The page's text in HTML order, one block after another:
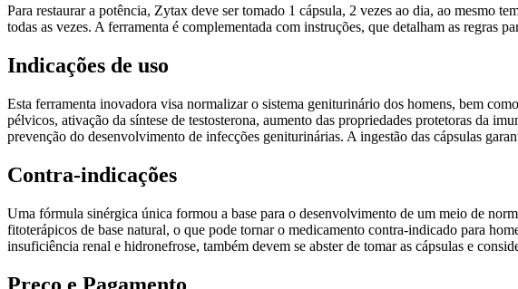
Para restaurar a potência, Zytax deve ser tomado 1 cápsula, 2 vezes ao dia, ao mesmo
todas as vezes. A ferramenta é complementada com instruções, que detalham as regras
Indicações de uso
Esta ferramenta inovadora visa normalizar o sistema geniturinário dos homens, bem
pélvicos, ativação da síntese de testosterona, aumento das propriedades protetoras da
prevenção do desenvolvimento de infecções geniturinárias. A ingestão das cápsulas
Contra-indicações
Uma fórmula sinérgica única formou a base para o desenvolvimento de um meio de
fitoterápicos de base natural, o que pode tornar o medicamento contra-indicado para
insuficiência renal e hidronefrose, também devem se abster de tomar as cápsulas e